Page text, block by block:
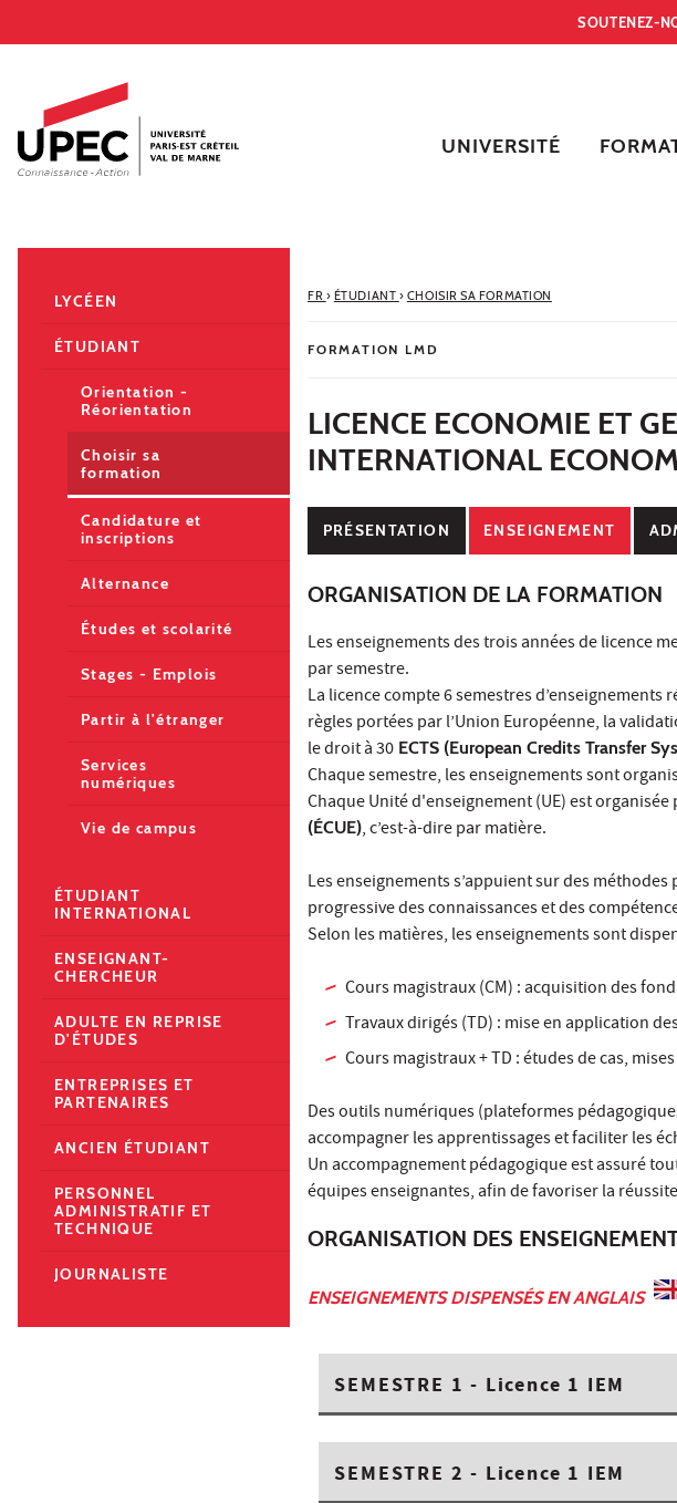
Accès directs
Recherche
Navigation secondaire
SOUTENEZ-
UNIVERSITÉ
FR › ÉTUDIANT › CHOISIR SA FORMATION
FORMATION LMD
LICENCE ECONOMIE ET
INTERNATIONAL
PRÉSENTATION ENSEIGNEMENT
ORGANISATION DE LA FORMATION
Les enseignements des trois années de licence
par semestre.
La licence compte 6 semestres
règles portées par l’Union Européenne, la
le droit à 30 ECTS (European Credits Transfer
Chaque semestre, les enseignements sont
Chaque Unité d'enseignement (UE) est organisée
(ÉCUE), c’est-à-dire par matière.
Les enseignements s’appuient sur des
progressive des connaissances et des
Selon les matières, les enseignements sont
Cours magistraux (CM) : acquisition des
Travaux dirigés (TD) : mise en application
Cours magistraux + TD : études de cas,
Des outils numériques (plateformes
accompagner les apprentissages et faciliter les
Un accompagnement pédagogique est assuré
équipes enseignantes, afin de favoriser la
ORGANISATION DES
ENSEIGNEMENTS DISPENSÉS EN ANGLAIS
SEMESTRE 1 - Licence 1 IEM
SEMESTRE 2 - Licence 1 IEM
LYCÉEN
ÉTUDIANT
Orientation -
Réorientation
Choisir sa
formation
Candidature et
inscriptions
Alternance
Études et scolarité
Stages - Emplois
Partir à l'étranger
Services
numériques
Vie de campus
ÉTUDIANT
INTERNATIONAL
ENSEIGNANT-
CHERCHEUR
ADULTE EN REPRISE
D'ÉTUDES
ENTREPRISES ET
PARTENAIRES
ANCIEN ÉTUDIANT
PERSONNEL
ADMINISTRATIF ET
TECHNIQUE
JOURNALISTE